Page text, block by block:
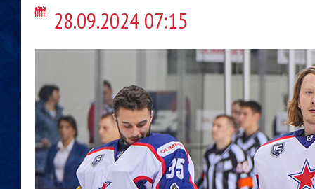
28.09.2024 07:15